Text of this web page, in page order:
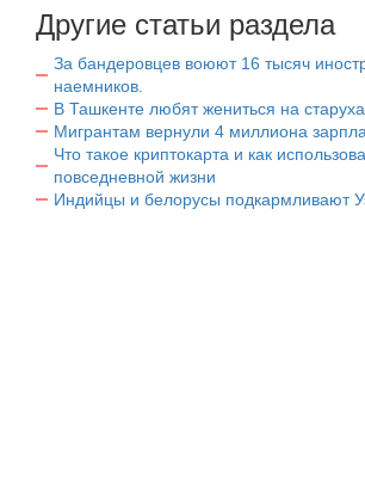
Другие статьи раздела
За бандеровцев воюют 16 тысяч
наемников.
В Ташкенте любят жениться на
Мигрантам вернули 4 миллиона
Что такое криптокарта и как
повседневной жизни
Индийцы и белорусы подкармливают